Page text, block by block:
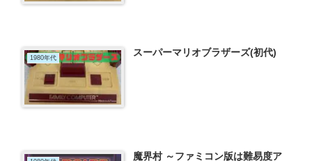
1980年代 スーパーマリオブラザーズ(初代)
魔界村 ～ファミコン版は難易度ア